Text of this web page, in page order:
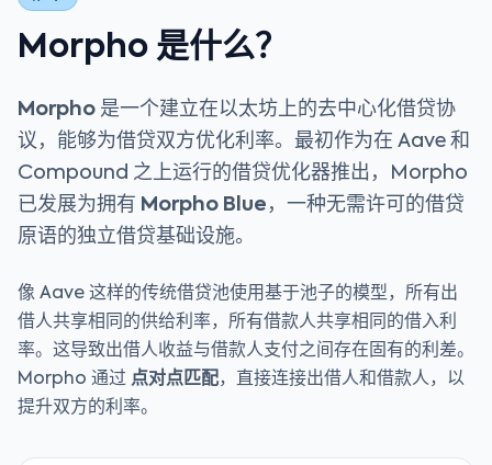
Morpho 是什么？
Morpho 是一个建立在以太坊上的去中心化借贷协
议，能够为借贷双方优化利率。最初作为在 Aave 和
Compound 之上运行的借贷优化器推出，Morpho
已发展为拥有 Morpho Blue ，一种无需许可的借贷
原语的独立借贷基础设施。
像 Aave 这样的传统借贷池使用基于池子的模型，所有出
借人共享相同的供给利率，所有借款人共享相同的借入利
率。这导致出借人收益与借款人支付之间存在固有的利差。
Morpho 通过 点对点匹配，直接连接出借人和借款人，以
提升双方的利率。